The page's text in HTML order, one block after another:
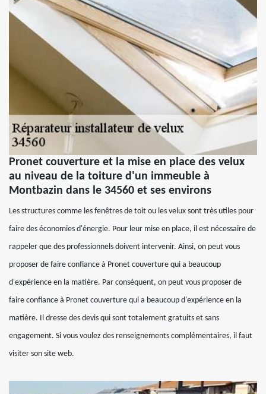
Pronet couverture et la mise en place des velux
au niveau de la toiture d'un immeuble à
Montbazin dans le 34560 et ses environs
Les structures comme les fenêtres de toit ou les velux sont très utiles pour
faire des économies d'énergie. Pour leur mise en place, il est nécessaire de
rappeler que des professionnels doivent intervenir. Ainsi, on peut vous
proposer de faire confiance à Pronet couverture qui a beaucoup
d'expérience en la matière. Par conséquent, on peut vous proposer de
faire confiance à Pronet couverture qui a beaucoup d'expérience en la
matière. Il dresse des devis qui sont totalement gratuits et sans
engagement. Si vous voulez des renseignements complémentaires, il faut
visiter son site web.